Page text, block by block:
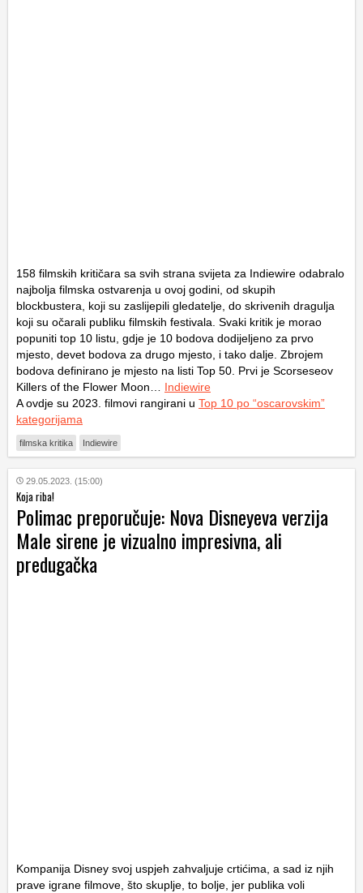
158 filmskih kritičara sa svih strana svijeta za Indiewire odabralo
najbolja filmska ostvarenja u ovoj godini, od skupih
blockbustera, koji su zaslijepili gledatelje, do skrivenih dragulja
koji su očarali publiku filmskih festivala. Svaki kritik je morao
popuniti top 10 listu, gdje je 10 bodova dodijeljeno za prvo
mjesto, devet bodova za drugo mjesto, i tako dalje. Zbrojem
bodova definirano je mjesto na listi Top 50. Prvi je Scorseseov
Killers of the Flower Moon… Indiewire
A ovdje su 2023. filmovi rangirani u Top 10 po “oscarovskim”
kategorijama
filmska kritika Indiewire
29.05.2023. (15:00)
Koja riba!
Polimac preporučuje: Nova Disneyeva verzija
Male sirene je vizualno impresivna, ali
predugačka
Kompanija Disney svoj uspjeh zahvaljuje crtićima, a sad iz njih
prave igrane filmove, što skuplje, to bolje, jer publika voli